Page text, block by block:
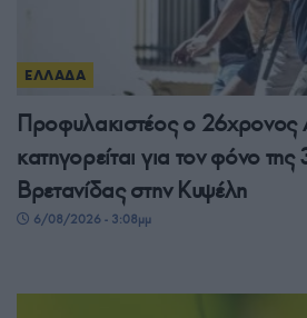
ΕΛΛΑΔΑ
Προφυλακιστέος ο
κατηγορείται για τον φόνο
Βρετανίδας στην Κυψέλη
6/08/2026 - 3:08μμ